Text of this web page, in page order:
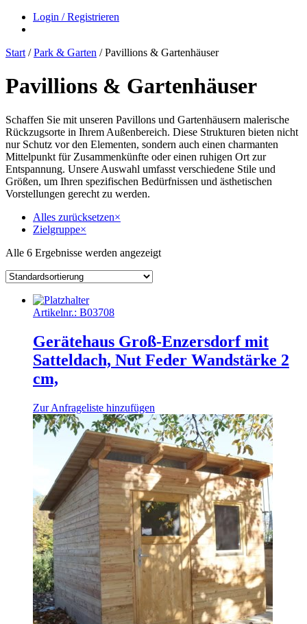
Login / Registrieren
Start /Park & Garten / Pavillions & Gartenhäuser
Pavillions & Gartenhäuser
Schaffen Sie mit unseren Pavillons und Gartenhäusern malerische
Rückzugsorte in Ihrem Außenbereich. Diese Strukturen bieten nicht
nur Schutz vor den Elementen, sondern auch einen charmanten
Mittelpunkt für Zusammenkünfte oder einen ruhigen Ort zur
Entspannung. Unsere Auswahl umfasst verschiedene Stile und
Größen, um Ihren spezifischen Bedürfnissen und ästhetischen
Vorstellungen gerecht zu werden.
Alles zurücksetzen×
Zielgruppe×
Alle 6 Ergebnisse werden angezeigt
Artikelnr.: B03708
Gerätehaus Groß-Enzersdorf mit
Satteldach, Nut Feder Wandstärke 2
cm,
Zur Anfrageliste hinzufügen